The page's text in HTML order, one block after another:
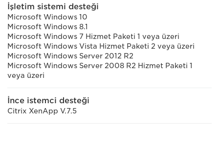
İşletim sistemi desteği
Microsoft Windows 10
Microsoft Windows 8.1
Microsoft Windows 7 Hizmet Paketi 1 veya üzeri
Microsoft Windows Vista Hizmet Paketi 2 veya üzeri
Microsoft Windows Server 2012 R2
Microsoft Windows Server 2008 R2 Hizmet Paketi 1
veya üzeri
İnce istemci desteği
Citrix XenApp V.7.5